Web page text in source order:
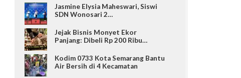
Jasmine Elysia Maheswari, Siswi
SDN Wonosari 2…
Jejak Bisnis Monyet Ekor
Panjang: Dibeli Rp 200 Ribu…
Kodim 0733 Kota Semarang Bantu
Air Bersih di 4 Kecamatan